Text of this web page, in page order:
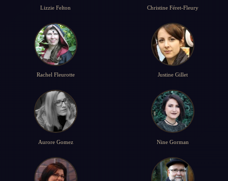
Lizzie Felton Christine Féret-Fleury
Rachel Fleurotte Justine Gillet
Aurore Gomez Nine Gorman